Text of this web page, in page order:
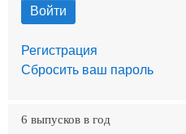
Регистрация
Сбросить ваш пароль
6 выпусков в год